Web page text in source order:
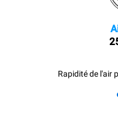
Rapidité de l'air